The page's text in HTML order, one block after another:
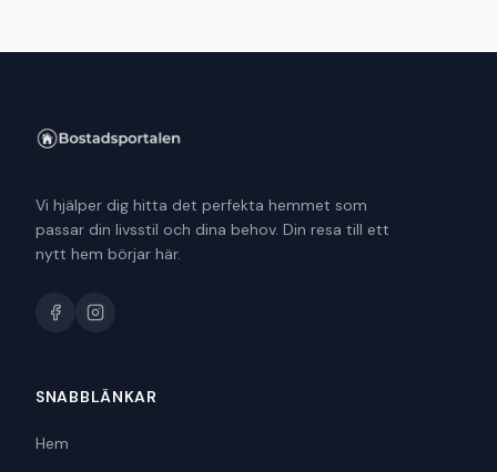
Vi hjälper dig hitta det perfekta hemmet som
passar din livsstil och dina behov. Din resa till ett
nytt hem börjar här.
SNABBLÄNKAR
Hem